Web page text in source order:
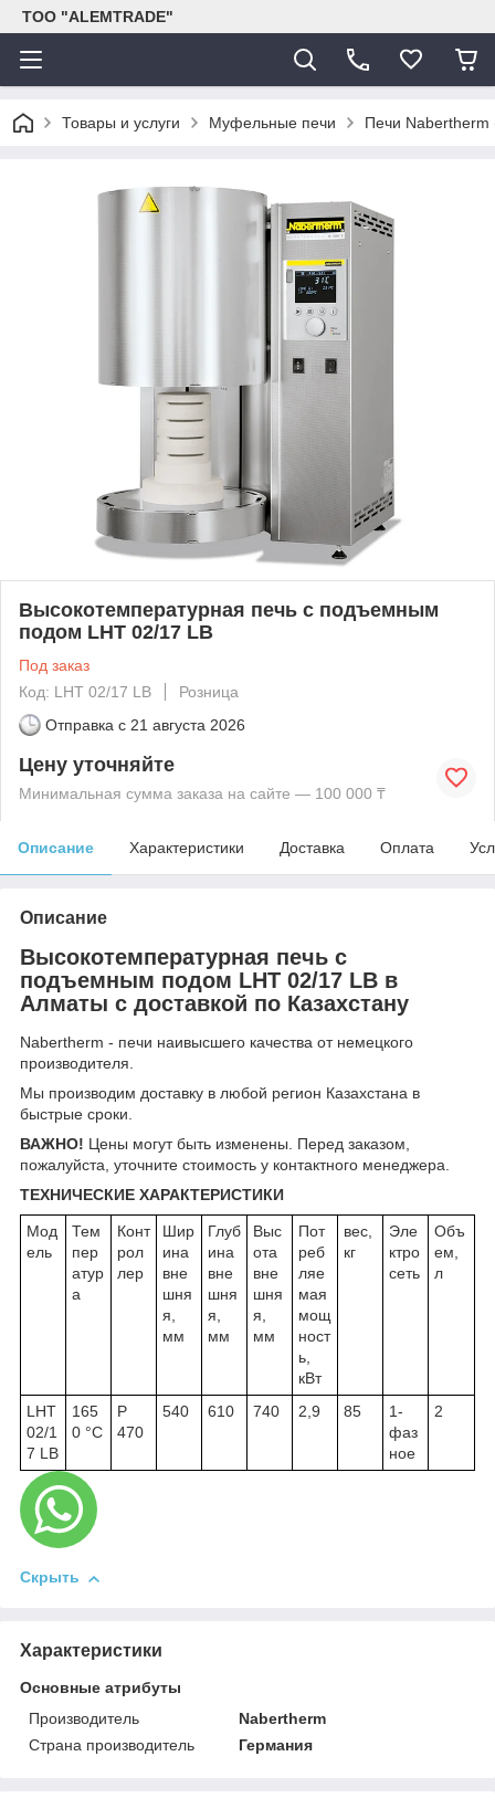
ТОО "ALEMTRADE"
Товары и услуги Муфельные печи Печи Nabertherm
Высокотемпературная печь с подъемным
подом LHT 02/17 LB
Под заказ
Код: LHT 02/17 LB
Розница
Отправка с 21 августа 2026
Цену уточняйте
Минимальная сумма заказа на сайте — 100 000 ₸
Описание Характеристики Доставка Оплата
Описание
Высокотемпературная печь с
подъемным подом LHT 02/17 LB в
Алматы с доставкой по Казахстану
Nabertherm - печи наивысшего качества от немецкого
производителя.
Мы производим доставку в любой регион Казахстана в
быстрые сроки.
ВАЖНО! Цены могут быть изменены. Перед заказом,
пожалуйста, уточните стоимость у контактного менеджера.
ТЕХНИЧЕСКИЕ ХАРАКТЕРИСТИКИ
Мод
ель
Тем
пер
атур
а
Конт
рол
лер
Шир
ина
вне
шня
я,
мм
Глуб
ина
вне
шня
я,
мм
Выс
ота
вне
шня
я,
мм
Пот
реб
ляе
мая
мощ
ност
ь,
кВт
вес,
кг
Эле
ктро
сеть
Объ
ем,
л
LHT
02/1
7 LB
165
0 °C
P
470
540 610 740 2,9 85
1-
фаз
ное
2
Скрыть
Характеристики
Основные атрибуты
Производитель
Nabertherm
Страна производитель
Германия